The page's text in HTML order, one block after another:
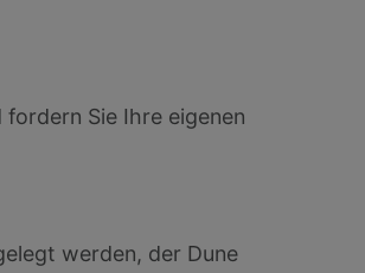
fordern Sie Ihre eigenen
werden, der Dune